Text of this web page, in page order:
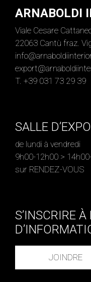
ARNABOLDI
Viale Cesare
22063 Cantù fraz.
T. +39 031 73 29 39
SALLE
de lundi à vendredi
9h00-12h00 >
sur RENDEZ-VOUS
S’INSCRIRE
JOINDRE